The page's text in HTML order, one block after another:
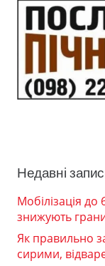
Недавні
Мобілізація до
знижують
Як правильно
сирими,